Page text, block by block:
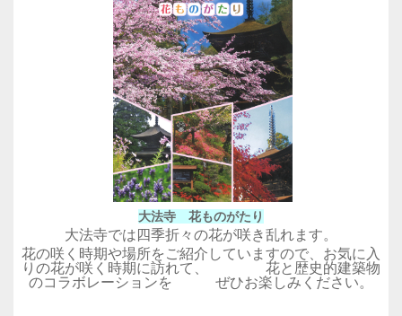
大法寺 花ものがたり
大法寺では四季折々の花が咲き乱れます。
花の咲く時期や場所をご紹介していますので、お気に入
りの花が咲く時期に訪れて、 花と歴史的建築物
のコラボレーションを ぜひお楽しみください。